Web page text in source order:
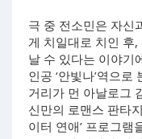
극 중 전소민은 자신
게 치일대로 치인 후
날 수 있다는 이야기
인공 ‘안빛나’역으로
거리가 먼 아날로그
신만의 로맨스 판타
이터 연애’ 프로그램